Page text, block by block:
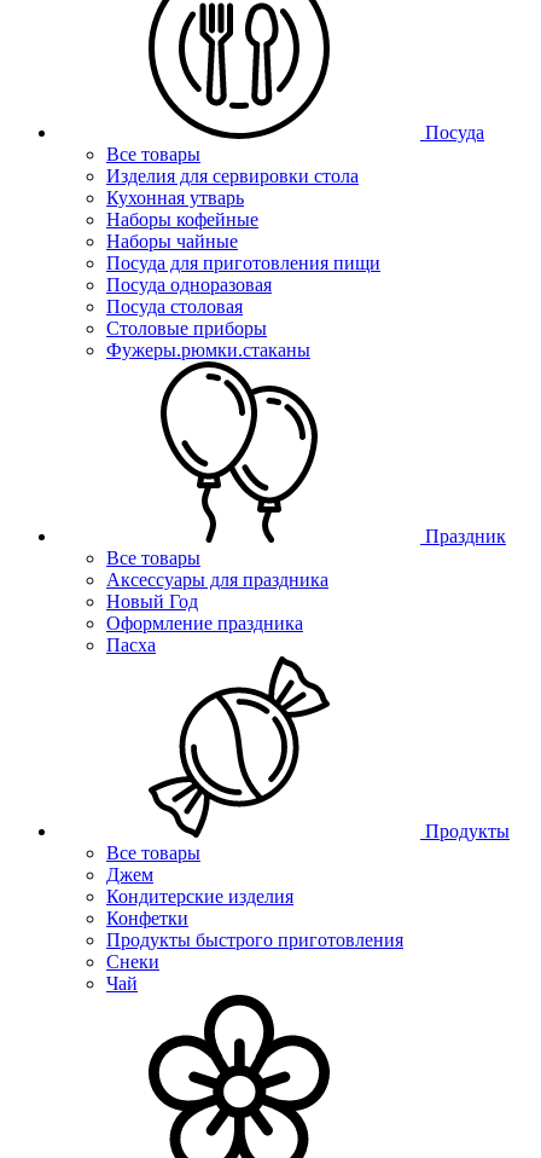
Посуда
Все товары
Изделия для сервировки стола
Кухонная утварь
Наборы кофейные
Наборы чайные
Посуда для приготовления пищи
Посуда одноразовая
Посуда столовая
Столовые приборы
Фужеры.рюмки.стаканы
Праздник
Все товары
Аксессуары для праздника
Новый Год
Оформление праздника
Пасха
Продукты
Все товары
Джем
Кондитерские изделия
Конфетки
Продукты быстрого приготовления
Снеки
Чай